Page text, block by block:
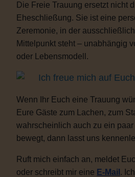
Die Freie Trauung ersetzt nicht
Eheschließung. Sie ist eine
Zeremonie, in der
Mittelpunkt steht – unabhängig
oder Lebensmodell.
Ich freue mich auf Euch
Wenn Ihr Euch eine Trauung
Eure Gäste zum Lachen, zum
wahrscheinlich auch zu ein
bewegt, dann lasst uns
Ruft mich einfach an, meldet
oder schreibt mir eine E-Mail .